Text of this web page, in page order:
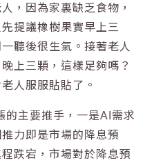
，因為家裏缺乏食物，
提議橡樹果實早上三
聽後很生氣。接著老人
上三顆，這樣足夠嗎？
人服服貼貼了。
的主要推手，一是AI需求
力即是市場的降息預
跌宕，市場對於降息預